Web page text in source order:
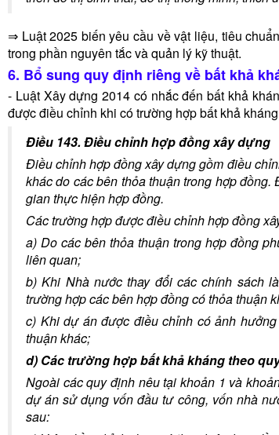
⇒ Luật 2025 biến yêu cầu về vật liệu, tiêu
trong phần nguyên tắc và quản lý kỹ thuật.
6. Bổ sung quy định riêng về bất khả
- Luật Xây dựng 2014 có nhắc đến bất khả
được điều chỉnh khi có trường hợp bất khả
Điều 143. Điều chỉnh hợp đồng xây dựng
Điều chỉnh hợp đồng xây dựng gồm điều
khác do các bên thỏa thuận trong hợp
gian thực hiện hợp đồng.
Các trường hợp được điều chỉnh hợp đồng
a) Do các bên thỏa thuận trong hợp đồng
liên quan;
b) Khi Nhà nước thay đổi các chính sách
trường hợp các bên hợp đồng có thỏa thuận
c) Khi dự án được điều chỉnh có ảnh
thuận khác;
d) Các trường hợp bất khả kháng theo
Ngoài các quy định nêu tại khoản 1 và
dự án sử dụng vốn đầu tư công, vốn nhà
sau: